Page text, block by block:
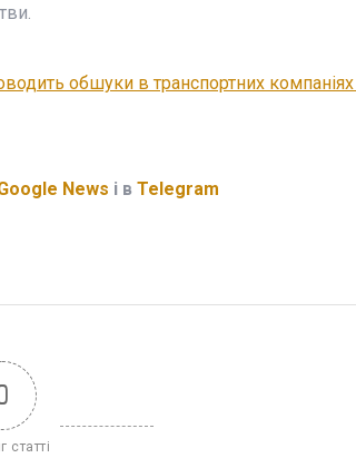
обшуки в транспортних
News і в Telegram
статті